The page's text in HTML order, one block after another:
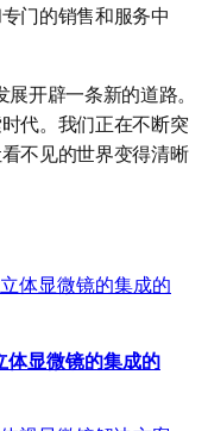
门的销售和服务中
开辟一条新的道路。
代。我们正在不断突
不见的世界变得清晰
体显微镜的集成的